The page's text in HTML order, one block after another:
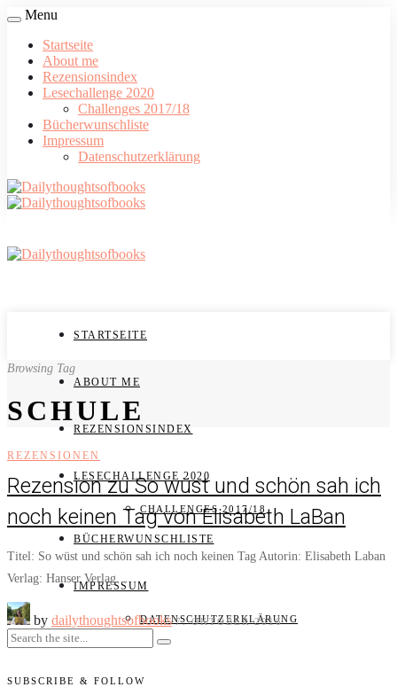
Menu
Startseite
About me
Rezensionsindex
Lesechallenge 2020
Challenges 2017/18
Bücherwunschliste
Impressum
Datenschutzerklärung
STARTSEITE
ABOUT ME
REZENSIONSINDEX
LESECHALLENGE 2020
CHALLENGES 2017/18
BÜCHERWUNSCHLISTE
IMPRESSUM
DATENSCHUTZERKLÄRUNG
Browsing Tag
SCHULE
REZENSIONEN
Rezension zu So wüst und schön sah ich
noch keinen Tag von Elisabeth LaBan
Titel: So wüst und schön sah ich noch keinen Tag Autorin: Elisabeth Laban
Verlag: Hanser Verlag…
by dailythoughtsofbooks 7. OKTOBER 2016
SUBSCRIBE & FOLLOW